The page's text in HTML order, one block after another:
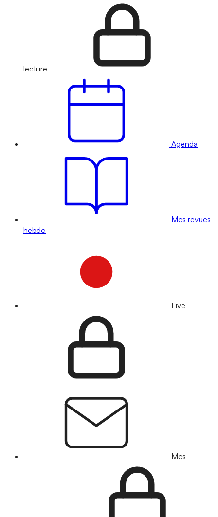
lecture
Agenda
Mes revues
hebdo
Live
Mes